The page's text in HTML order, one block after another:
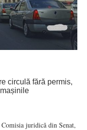
circulă fără permis,
juridică din Senat,